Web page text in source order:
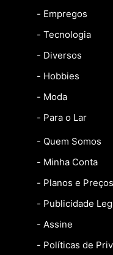
- Empregos
- Tecnologia
- Diversos
- Hobbies
- Moda
- Para o Lar
- Quem Somos
- Minha Conta
- Planos e Preços
- Publicidade
- Assine
- Políticas de